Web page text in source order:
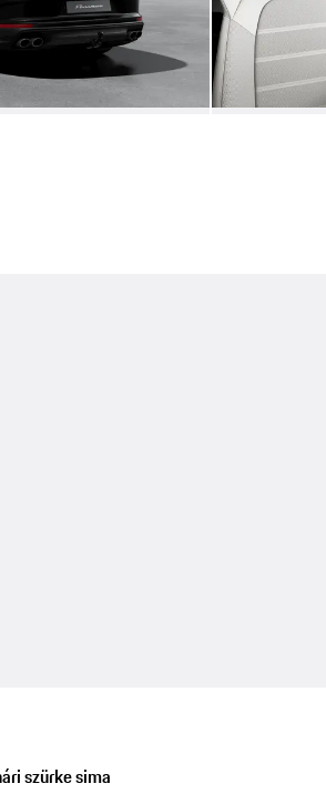
szürke sima